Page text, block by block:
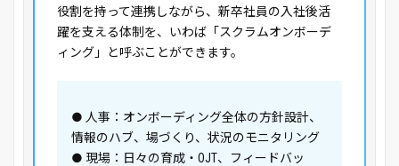
役割を持って連携しながら、新卒社員の入社後活
躍を支える体制を、いわば「スクラムオンボーデ
ィング」と呼ぶことができます。
● 人事：オンボーディング全体の方針設計、
情報のハブ、場づくり、状況のモニタリング
● 現場：日々の育成・OJT、フィードバッ